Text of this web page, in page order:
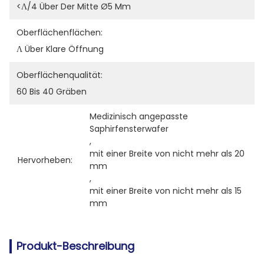
<λ/4 Über Der Mitte Ø5 Mm
Oberflächenflächen:
Λ Über Klare Öffnung
Oberflächenqualität:
60 Bis 40 Gräben
Hervorheben:
Medizinisch angepasste
Saphirfensterwafer
,
mit einer Breite von nicht mehr als 20
mm
,
mit einer Breite von nicht mehr als 15
mm
Produkt-Beschreibung